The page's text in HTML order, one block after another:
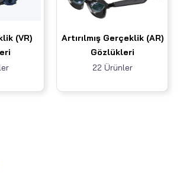
(VR)
Artırılmış Gerçeklik (AR)
Gözlükleri
22 Ürünler